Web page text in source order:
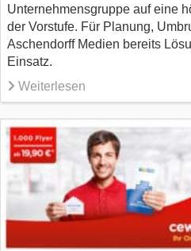
Unternehmensgruppe auf eine
der Vorstufe. Für Planung,
Aschendorff Medien bereits
Einsatz.
Weiterlesen